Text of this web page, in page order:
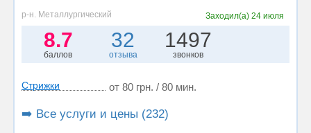
р-н. Металлургический Заходил(а)24 июля
8.7
баллов
32
отзыва
1497
звонков
Стрижки от 80 грн. / 80 мин.
➡️ Все услуги и цены (232)